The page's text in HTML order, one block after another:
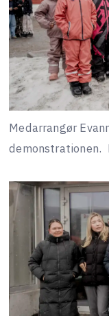
Medarrangør
demonstrationen.